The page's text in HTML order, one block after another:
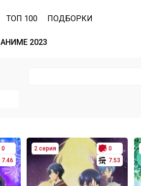
ТОП 100 ПОДБОРКИ
АНИМЕ 2023
0
7.46
2 серия
0
7.53